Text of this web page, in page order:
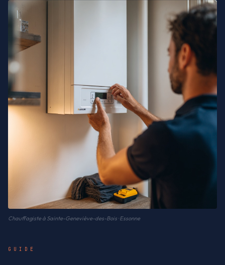
Chauffagiste à Sainte-Geneviève-des-Bois · Essonne
GUIDE